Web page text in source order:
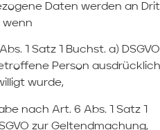
Daten werden an
1 Satz 1 Buchst. a) DSGVO
Person ausdrücklich
wurde,
nach Art. 6 Abs. 1 Satz 1
zur Geltendmachung,